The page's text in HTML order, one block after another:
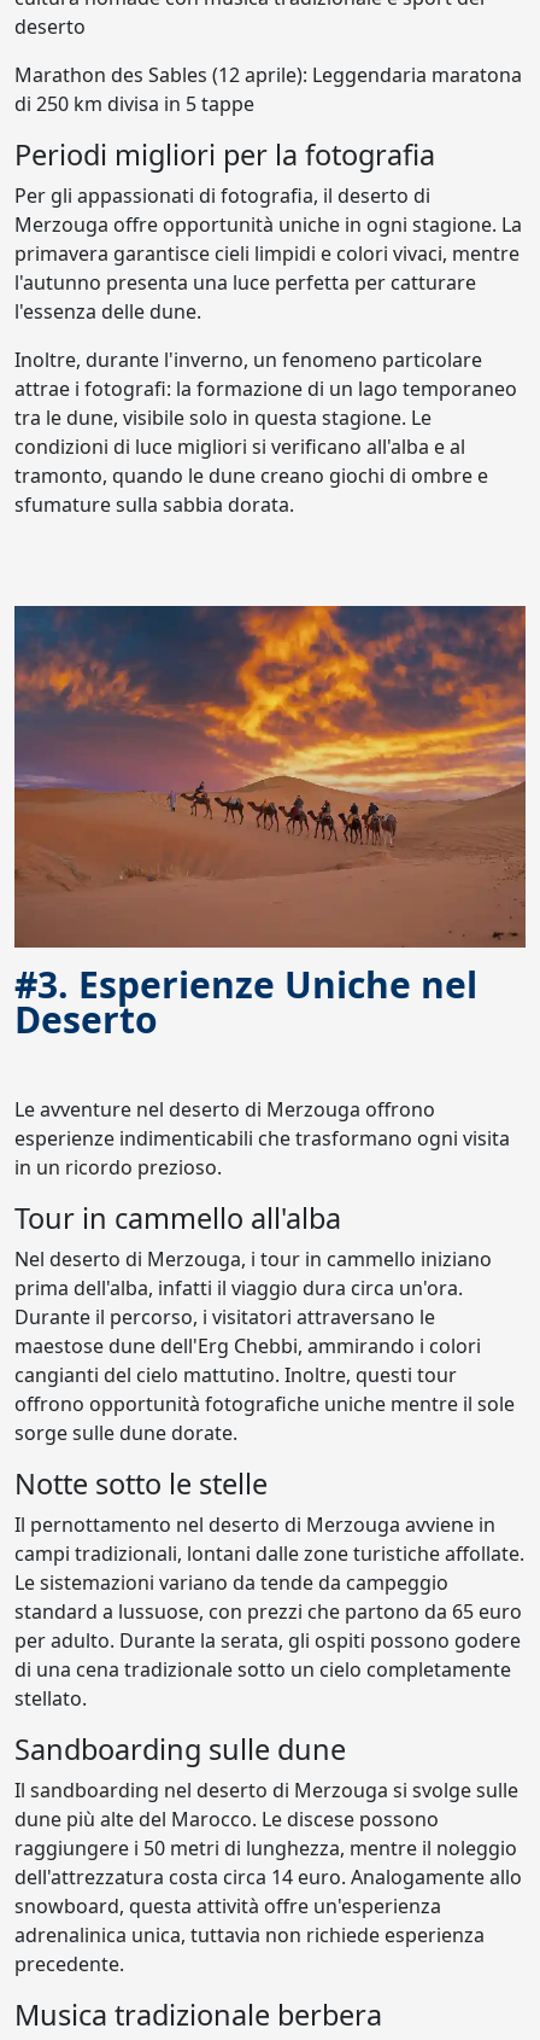
deserto
Marathon des Sables (12 aprile): Leggendaria maratona
di 250 km divisa in 5 tappe
Periodi migliori per la fotografia
Per gli appassionati di fotografia, il deserto di
Merzouga offre opportunità uniche in ogni stagione. La
primavera garantisce cieli limpidi e colori vivaci, mentre
l'autunno presenta una luce perfetta per catturare
l'essenza delle dune.
Inoltre, durante l'inverno, un fenomeno particolare
attrae i fotografi: la formazione di un lago temporaneo
tra le dune, visibile solo in questa stagione. Le
condizioni di luce migliori si verificano all'alba e al
tramonto, quando le dune creano giochi di ombre e
sfumature sulla sabbia dorata.
#3. Esperienze Uniche nel
Deserto
Le avventure nel deserto di Merzouga offrono
esperienze indimenticabili che trasformano ogni visita
in un ricordo prezioso.
Tour in cammello all'alba
Nel deserto di Merzouga, i tour in cammello iniziano
prima dell'alba, infatti il viaggio dura circa un'ora.
Durante il percorso, i visitatori attraversano le
maestose dune dell'Erg Chebbi, ammirando i colori
cangianti del cielo mattutino. Inoltre, questi tour
offrono opportunità fotografiche uniche mentre il sole
sorge sulle dune dorate.
Notte sotto le stelle
Il pernottamento nel deserto di Merzouga avviene in
campi tradizionali, lontani dalle zone turistiche affollate.
Le sistemazioni variano da tende da campeggio
standard a lussuose, con prezzi che partono da 65 euro
per adulto. Durante la serata, gli ospiti possono godere
di una cena tradizionale sotto un cielo completamente
stellato.
Sandboarding sulle dune
Il sandboarding nel deserto di Merzouga si svolge sulle
dune più alte del Marocco. Le discese possono
raggiungere i 50 metri di lunghezza, mentre il noleggio
dell'attrezzatura costa circa 14 euro. Analogamente allo
snowboard, questa attività offre un'esperienza
adrenalinica unica, tuttavia non richiede esperienza
precedente.
Musica tradizionale berbera